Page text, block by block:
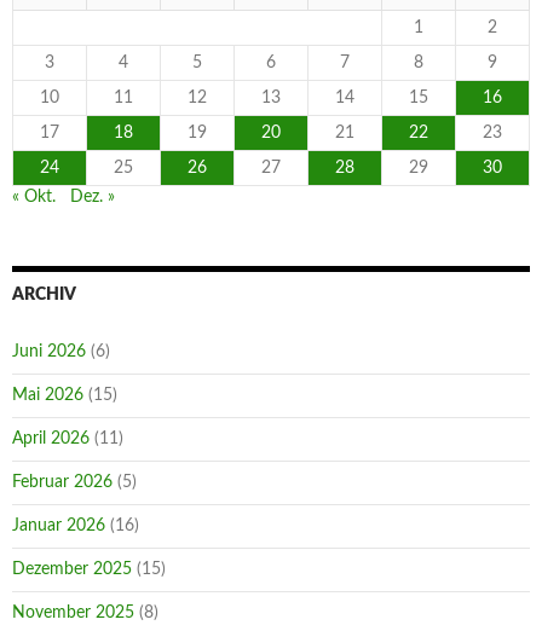
1 2
3 4 5 6 7 8 9
10 11 12 13 14 15 16
17 18 19 20 21 22 23
24 25 26 27 28 29
30
« Okt.
Dez. »
ARCHIV
Juni 2026 (6)
Mai 2026 (15)
April 2026 (11)
Februar 2026 (5)
Januar 2026 (16)
Dezember 2025 (15)
November 2025 (8)